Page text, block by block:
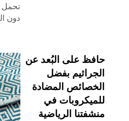
تحمل
دون
حافظ على البُعد عن
الجراثيم بفضل
الخصائص المضادة
للميكروبات في
منشفتنا الرياضية